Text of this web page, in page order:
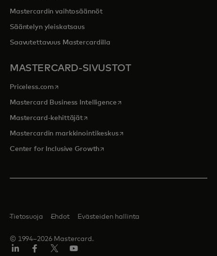
Mastercardin vaihtosäännöt
Sääntelyn yleiskatsaus
Saavutettavuus Mastercardilla
MASTERCARD-SIVUSTOT
Priceless.com opens in a new tab
Mastercard Business Intelligenceopens in a new tab
Mastercard-kehittäjätopens in a new tab
Mastercardin markkinointikeskusopens in a new tab
Center for Inclusive Growthopens in a new tab
© 1994–2026 Mastercard.
Tietosuoja Ehdot Evästeiden hallinta